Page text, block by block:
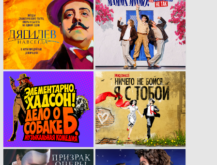
Визуальный стиль,
афиши и
мультимедийный
контент для
мультижанрового
спектакля ​​«Дягилев
навсегда».
МАММА МИМО.
Серия пародийных
постеров для
репертуара
легендарного
Семиозёрского
театра «​
Отверженные».
кейвижуал в стиле
комикса нового
мюзикла
«Элементарно,
Хадсон или дело о
собаке Б.»
летний кей-вижуал
мюзикла «Ничего не
бойся, я с тобой» с
стиле стрит-арта